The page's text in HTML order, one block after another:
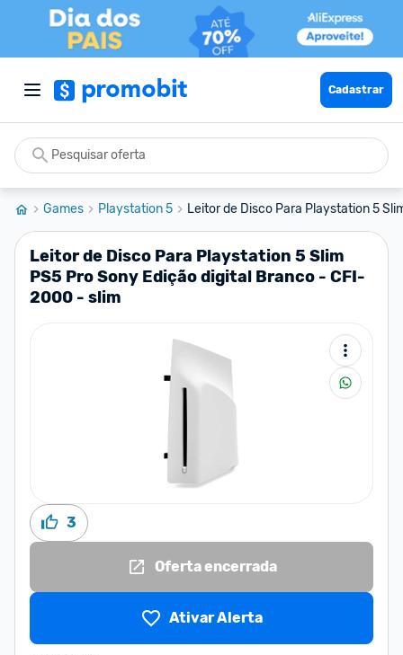
Cadastrar
Games Playstation 5 Leitor de Disco Para Playstation 5
Leitor de Disco Para Playstation 5 Slim
PS5 Pro Sony Edição digital Branco - CFI-
2000 - slim
3
Oferta encerrada
Ativar Alerta